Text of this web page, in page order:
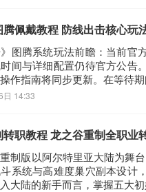
腾佩戴教程 防线出击核心玩
》图腾系统玩法前瞻：当前官
间与详细配置仍待官方公告
作指南将同步更新。在等待
日 14:33
转职教程 龙之谷重制全职业
重制版以阿尔特里亚大陆为舞
系统与高难度巢穴副本设计
大陆的新手而言，掌握五大